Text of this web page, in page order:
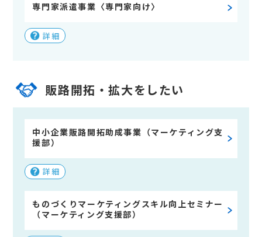
専門家派遣事業〈専門家向け〉
詳細
販路開拓・拡大をしたい
中小企業販路開拓助成事業（マーケティング支
援部）
詳細
ものづくりマーケティングスキル向上セミナー
（マーケティング支援部）